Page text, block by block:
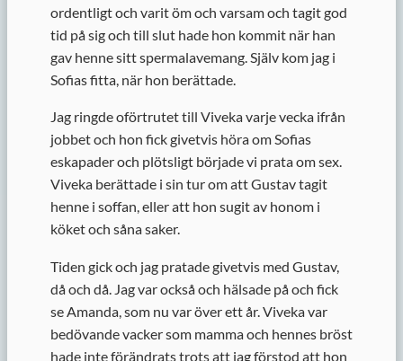
ordentligt och varit öm och varsam och tagit god
tid på sig och till slut hade hon kommit när han
gav henne sitt spermalavemang. Själv kom jag i
Sofias fitta, när hon berättade.
Jag ringde oförtrutet till Viveka varje vecka ifrån
jobbet och hon fick givetvis höra om Sofias
eskapader och plötsligt började vi prata om sex.
Viveka berättade i sin tur om att Gustav tagit
henne i soffan, eller att hon sugit av honom i
köket och såna saker.
Tiden gick och jag pratade givetvis med Gustav,
då och då. Jag var också och hälsade på och fick
se Amanda, som nu var över ett år. Viveka var
bedövande vacker som mamma och hennes bröst
hade inte förändrats trots att jag förstod att hon